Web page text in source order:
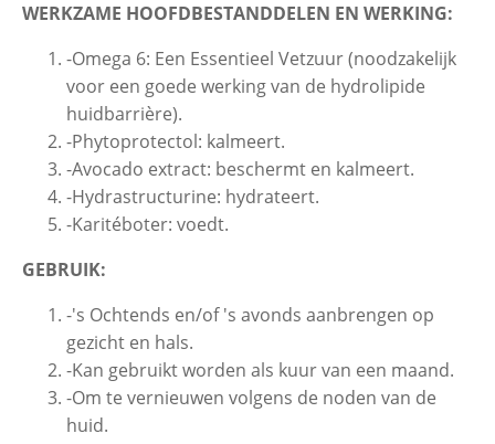
WERKZAME HOOFDBESTANDDELEN EN WERKING:
-Omega 6: Een Essentieel Vetzuur (noodzakelijk
voor een goede werking van de hydrolipide
huidbarrière).
-Phytoprotectol: kalmeert.
-Avocado extract: beschermt en kalmeert.
-Hydrastructurine: hydrateert.
-Karitéboter: voedt.
GEBRUIK:
-'s Ochtends en/of 's avonds aanbrengen op
gezicht en hals.
-Kan gebruikt worden als kuur van een maand.
-Om te vernieuwen volgens de noden van de
huid.